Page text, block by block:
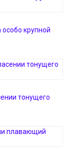
крупной
тонущего